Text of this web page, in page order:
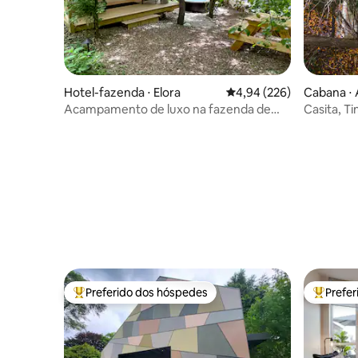
Hotel-fazenda ⋅ Elora 4,94 de uma avaliação
4,94 (226)
Acampamento de luxo na fazenda de
Cabana ⋅
Casita,
Entre os melhores preferidos dos hóspedes
Preferido dos hóspedes Entre